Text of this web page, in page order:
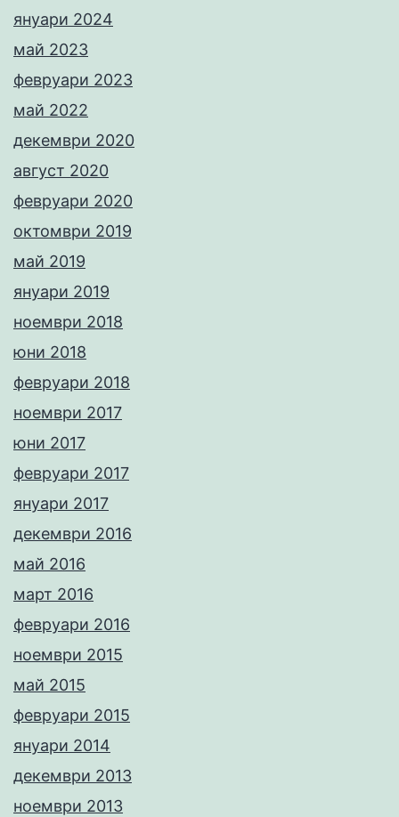
януари 2024
май 2023
февруари 2023
май 2022
декември 2020
август 2020
февруари 2020
октомври 2019
май 2019
януари 2019
ноември 2018
юни 2018
февруари 2018
ноември 2017
юни 2017
февруари 2017
януари 2017
декември 2016
май 2016
март 2016
февруари 2016
ноември 2015
май 2015
февруари 2015
януари 2014
декември 2013
ноември 2013